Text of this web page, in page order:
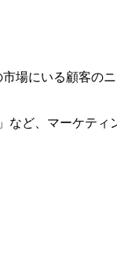
場にいる顧客の
など、マーケティ